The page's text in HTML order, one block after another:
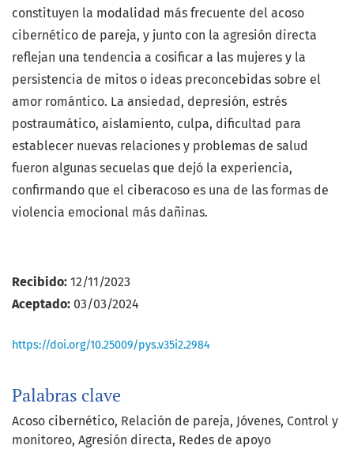
Palabras clave
Acoso cibernético Relación de pareja Jóvenes Control y
monitoreo Agresión directa Redes de apoyo
constituyen la modalidad más frecuente del acoso
cibernético de pareja, y junto con la agresión directa
reflejan una tendencia a cosificar a las mujeres y la
persistencia de mitos o ideas preconcebidas sobre el
amor romántico. La ansiedad, depresión, estrés
postraumático, aislamiento, culpa, dificultad para
establecer nuevas relaciones y problemas de salud
fueron algunas secuelas que dejó la experiencia,
confirmando que el ciberacoso es una de las formas de
violencia emocional más dañinas.
Recibido: 12/11/2023
Aceptado: 03/03/2024
https://doi.org/10.25009/pys.v35i2.2984